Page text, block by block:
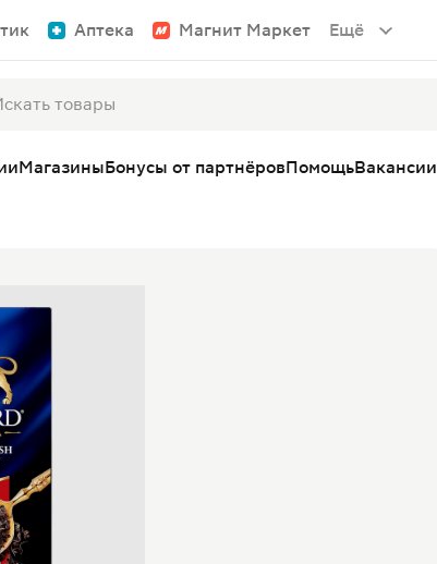
Аптека Магнит Маркет Ещё
МагазиныБонусы от партнёровПомощьВакансии